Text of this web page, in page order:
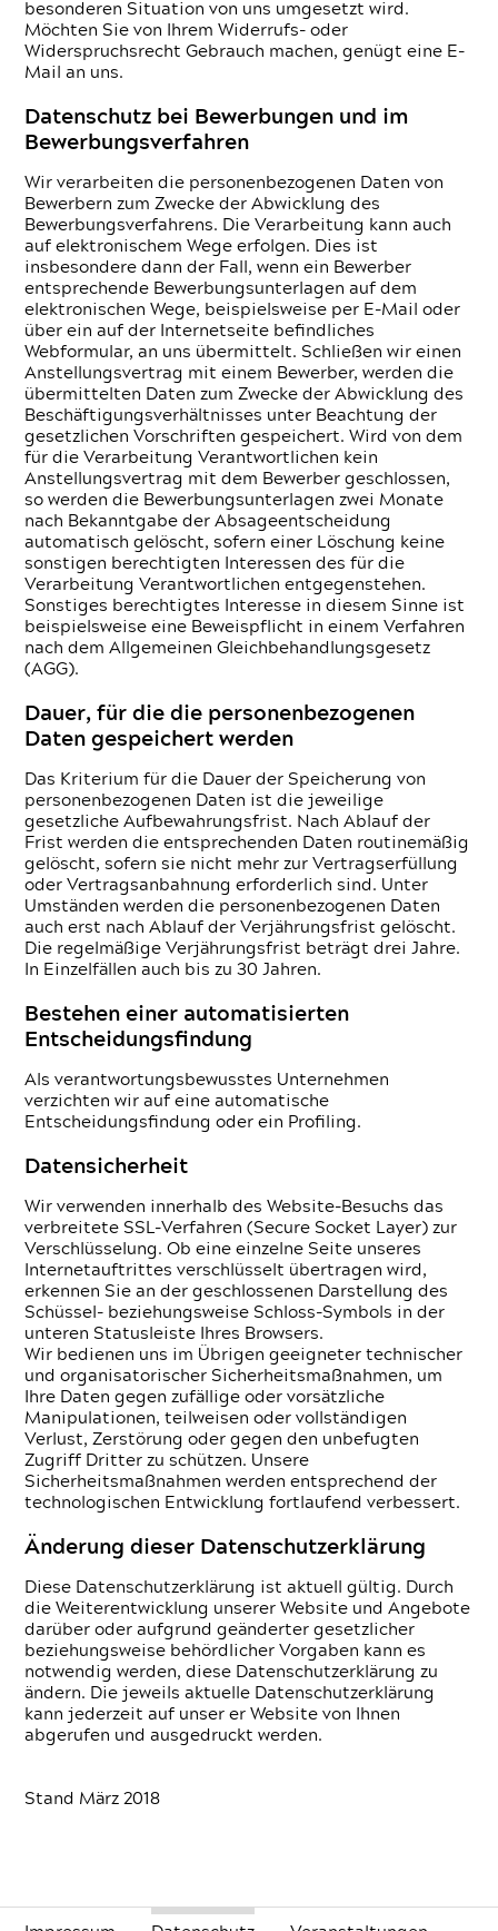
besonderen Situation von uns umgesetzt wird.
Möchten Sie von Ihrem Widerrufs- oder
Widerspruchsrecht Gebrauch machen, genügt eine E-
Mail an uns.
Daten­schutz bei Bewerbungen und im
Bewerbungsverfahren
Wir verarbeiten die personenbezogenen Daten von
Bewerbern zum Zwecke der Abwicklung des
Bewerbungsverfahrens. Die Verarbeitung kann auch
auf elektronischem Wege erfolgen. Dies ist
insbesondere dann der Fall, wenn ein Bewerber
entsprechende Bewerbungsunterlagen auf dem
elektronischen Wege, beispielsweise per E-Mail oder
über ein auf der Internetseite befindliches
Webformular, an uns übermittelt. Schließen wir einen
Anstellungsvertrag mit einem Bewerber, werden die
übermittelten Daten zum Zwecke der Abwicklung des
Beschäftigungsverhältnisses unter Beachtung der
gesetzlichen Vorschriften gespeichert. Wird von dem
für die Verarbeitung Verantwortlichen kein
Anstellungsvertrag mit dem Bewerber geschlossen,
so werden die Bewerbungsunterlagen zwei Monate
nach Bekanntgabe der Absageentscheidung
automatisch gelöscht, sofern einer Löschung keine
sonstigen berechtigten Interessen des für die
Verarbeitung Verantwortlichen entgegenstehen.
Sonstiges berechtigtes Interesse in diesem Sinne ist
beispielsweise eine Beweispflicht in einem Verfahren
nach dem Allgemeinen Gleichbehandlungsgesetz
(AGG).
Dauer, für die die personenbezogenen
Daten gespeichert werden
Das Kriterium für die Dauer der Speicherung von
personenbezogenen Daten ist die jeweilige
gesetzliche Aufbewahrungsfrist. Nach Ablauf der
Frist werden die entsprechenden Daten routinemäßig
gelöscht, sofern sie nicht mehr zur Vertragserfüllung
oder Vertragsanbahnung erforderlich sind. Unter
Umständen werden die personenbezogenen Daten
auch erst nach Ablauf der Verjährungsfrist gelöscht.
Die regelmäßige Verjährungsfrist beträgt drei Jahre.
In Einzelfällen auch bis zu 30 Jahren.
Bestehen einer automatisierten
Entscheidungsfindung
Als verantwortungsbewusstes Unternehmen
verzichten wir auf eine automatische
Entscheidungsfindung oder ein Profiling.
Datensicherheit
Wir verwenden innerhalb des Website-Besuchs das
verbreitete SSL-Verfahren (Secure Socket Layer) zur
Verschlüsselung. Ob eine einzelne Seite unseres
Internetauftrittes verschlüsselt übertragen wird,
erkennen Sie an der geschlossenen Darstellung des
Schüssel- beziehungsweise Schloss-Symbols in der
unteren Statusleiste Ihres Browsers.
Wir bedienen uns im Übrigen geeigneter technischer
und organisatorischer Sicherheitsmaßnahmen, um
Ihre Daten gegen zufällige oder vorsätzliche
Manipulationen, teilweisen oder vollständigen
Verlust, Zerstörung oder gegen den unbefugten
Zugriff Dritter zu schützen. Unsere
Sicherheitsmaßnahmen werden entsprechend der
technologischen Entwicklung fortlaufend verbessert.
Änderung dieser Daten­schutzerklärung
Diese Daten­schutzerklärung ist aktuell gültig. Durch
die Weiterentwicklung unserer Website und Angebote
darüber oder aufgrund geänderter gesetzlicher
beziehungsweise behördlicher Vorgaben kann es
notwendig werden, diese Daten­schutzerklärung zu
ändern. Die jeweils aktuelle Daten­schutzerklärung
kann jederzeit auf unser er Website von Ihnen
abgerufen und ausgedruckt werden.
Stand März 2018